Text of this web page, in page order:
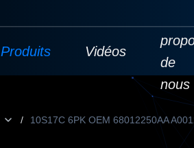
Produits Vidéos
de
nous
/ 10S17C 6PK OEM 68012250AA